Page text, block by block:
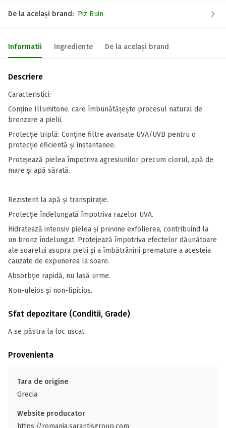
De la același brand: Piz Buin
Informatii Ingrediente De la același brand
Descriere
Caracteristici:
Conține Illumitone, care îmbunătățește procesul natural de
bronzare a pielii.
Protecție triplă: Conține filtre avansate UVA/UVB pentru o
protecție eficientă și instantanee.
Protejează pielea împotriva agresiunilor precum clorul, apă de
mare și apă sărată.
Rezistent la apă și transpirație.
Protecție îndelungată împotriva razelor UVA.
Hidratează intensiv pielea și previne exfolierea, contribuind la
un bronz îndelungat. Protejează împotriva efectelor dăunătoare
ale soarelui asupra pielii și a îmbătrânirii premature a acesteia
cauzate de expunerea la soare.
Absorbție rapidă, nu lasă urme.
Non-uleios și non-lipicios.
Sfat depozitare (Conditii, Grade)
A se păstra la loc uscat.
Provenienta
Tara de origine
Grecia
Website producator
https://romania.sarantisgroup.com